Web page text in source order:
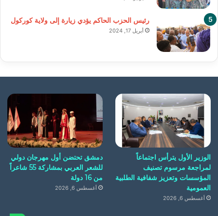
رئيس الحزب الحاكم يؤدي زيارة إلى ولاية كوركول
أبريل 17, 2024
الوزير الأول يترأس اجتماعاً
لمراجعة مرسوم تصنيف
المؤسسات وتعزيز شفافية الطلبية
العمومية
أغسطس 6, 2026
دمشق تحتضن أول مهرجان دولي
للشعر العربي بمشاركة 55 شاعراً
من 16 دولة
أغسطس 6, 2026